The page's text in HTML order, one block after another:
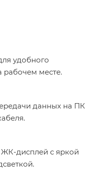
удобного
рабочем месте.
данных на ПК
дисплей с яркой